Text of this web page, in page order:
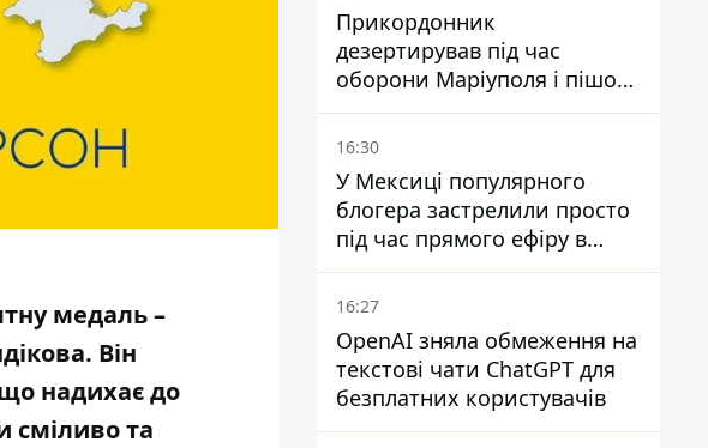
медаль –
Він
надихає до
сміливо та
Прикордонник
дезертирував під час
оборони Маріуполя і пішов
служити в "ДНР" - йому
оголосили підозру,
загрожує довічне
16:30
У Мексиці популярного
блогера застрелили просто
під час прямого ефіру в
TikTok
16:27
OpenAI зняла обмеження на
текстові чати ChatGPT для
безплатних користувачів